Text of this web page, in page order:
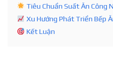
Tiêu Chuẩn Suất Ăn Công
Xu Hướng Phát Triển Bếp
Kết Luận